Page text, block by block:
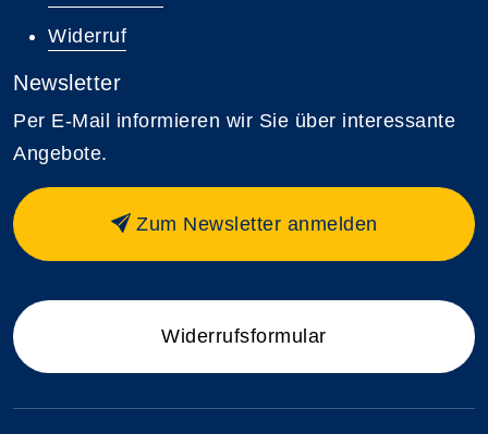
Widerruf
Newsletter
Per E-Mail informieren wir Sie über interessante
Angebote.
Zum Newsletter anmelden
Widerrufsformular